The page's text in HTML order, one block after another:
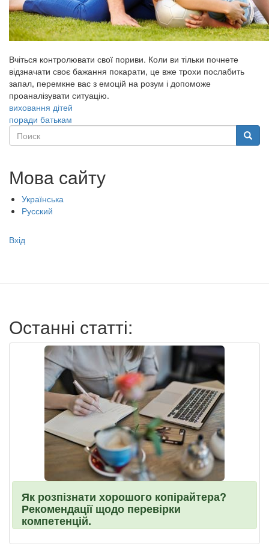
Вчіться контролювати свої пориви. Коли ви тільки почнете
відзначати своє бажання покарати, це вже трохи послабить
запал, перемкне вас з емоцій на розум і допоможе
проаналізувати ситуацію.
виховання дітей
поради батькам
Поиск
Поиск
Мова сайту
Українська
Русский
Меню
записи
Вхід
Останні статті:
Як розпізнати хорошого копірайтера?
Рекомендації щодо перевірки
компетенцій.